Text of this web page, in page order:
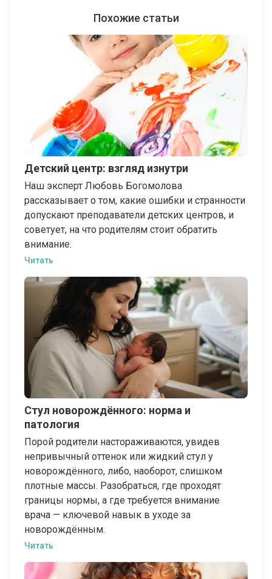
Похожие статьи
Детский центр: взгляд изнутри
Наш эксперт Любовь Богомолова
рассказывает о том, какие ошибки и странности
допускают преподаватели детских центров, и
советует, на что родителям стоит обратить
внимание.
Читать
Стул новорождённого: норма и
патология
Порой родители настораживаются, увидев
непривычный оттенок или жидкий стул у
новорождённого, либо, наоборот, слишком
плотные массы. Разобраться, где проходят
границы нормы, а где требуется внимание
врача — ключевой навык в уходе за
новорождённым.
Читать